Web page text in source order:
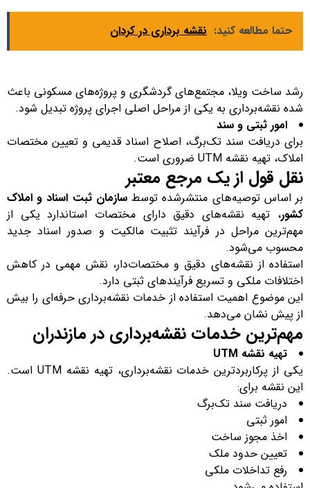
حتما مطالعه کنید: نقشه برداری در کردان
رشد ساخت ویلا، مجتمع‌های گردشگری و پروژه‌های مسکونی باعث
شده نقشه‌برداری به یکی از مراحل اصلی اجرای پروژه تبدیل شود.
امور ثبتی و سند
برای دریافت سند تک‌برگ، اصلاح اسناد قدیمی و تعیین مختصات
املاک، تهیه نقشه UTM ضروری است.
نقل قول از یک مرجع معتبر
بر اساس توصیه‌های منتشرشده توسطسازمان ثبت اسناد و املاک
کشور، تهیه نقشه‌های دقیق دارای مختصات استاندارد یکی از
مهم‌ترین مراحل در فرآیند تثبیت مالکیت و صدور اسناد جدید
محسوب می‌شود.
استفاده از نقشه‌های دقیق و مختصات‌دار، نقش مهمی در کاهش
اختلافات ملکی و تسریع فرآیندهای ثبتی دارد.
این موضوع اهمیت استفاده از خدمات نقشه‌برداری حرفه‌ای را بیش
از پیش نشان می‌دهد.
مهم‌ترین خدمات نقشه‌برداری در مازندران
تهیه نقشه UTM
یکی از پرکاربردترین خدمات نقشه‌برداری، تهیه نقشه UTM است.
این نقشه برای:
دریافت سند تک‌برگ
امور ثبتی
اخذ مجوز ساخت
تعیین حدود ملک
رفع تداخلات ملکی